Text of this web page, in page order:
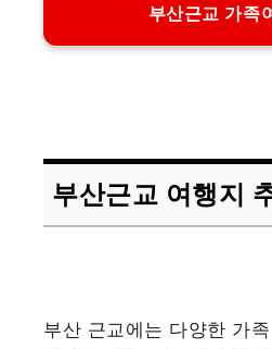
부산근교 가족
부산근교 여행지
부산 근교에는 다양한 가